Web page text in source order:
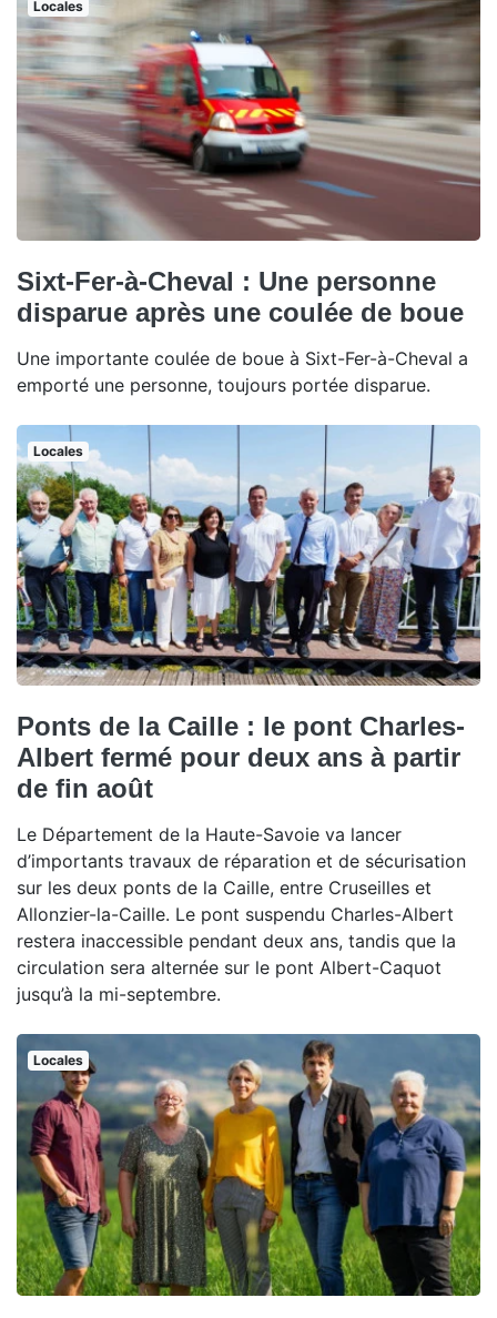
Locales
Sixt-Fer-à-Cheval : Une personne
disparue après une coulée de boue
Une importante coulée de boue à Sixt-Fer-à-Cheval a
emporté une personne, toujours portée disparue.
Locales
Ponts de la Caille : le pont Charles-
Albert fermé pour deux ans à partir
de fin août
Le Département de la Haute-Savoie va lancer
d’importants travaux de réparation et de sécurisation
sur les deux ponts de la Caille, entre Cruseilles et
Allonzier-la-Caille. Le pont suspendu Charles-Albert
restera inaccessible pendant deux ans, tandis que la
circulation sera alternée sur le pont Albert-Caquot
jusqu’à la mi-septembre.
Locales